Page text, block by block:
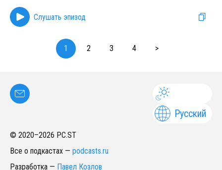
Слушать эпизод
1 2 3 4 >
Русский
© 2020–2026 PC.ST
Все о подкастах — podcasts.ru
Разработка — Павел Козлов